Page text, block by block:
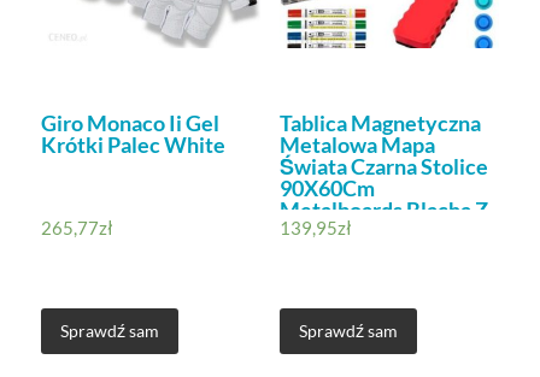
Giro Monaco Ii Gel
Krótki Palec White
265,77zł
Sprawdź sam
Tablica Magnetyczna
Metalowa Mapa
Świata Czarna Stolice
90X60Cm
Metalboards Blacha Z
Nadrukiem Na
139,95zł
Sprawdź sam